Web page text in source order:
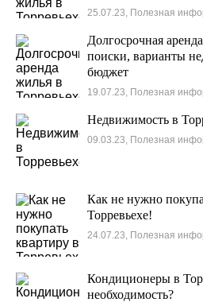
25.07.23, Полезная
Долгосрочная
поиски, варианты
бюджет
19.07.23, Полезная
Недвижимость в
09.03.23, Полезная
Как не нужно
Торревьехе!
24.07.23, Полезная
Кондиционеры в
необходимость?